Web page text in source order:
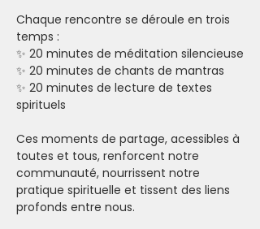
Chaque rencontre se déroule en trois
temps :
✨ 20 minutes de méditation silencieuse
✨ 20 minutes de chants de mantras
✨ 20 minutes de lecture de textes
spirituels
Ces moments de partage, acessibles à
toutes et tous, renforcent notre
communauté, nourrissent notre
pratique spirituelle et tissent des liens
profonds entre nous.